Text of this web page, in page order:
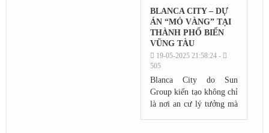
BLANCA CITY – DỰ
ÁN “MỎ VÀNG” TẠI
THÀNH PHỐ BIỂN
VŨNG TÀU
19-05-2025 21:58:24 -
505
Blanca City do Sun
Group kiến tạo không chỉ
là nơi an cư lý tưởng mà